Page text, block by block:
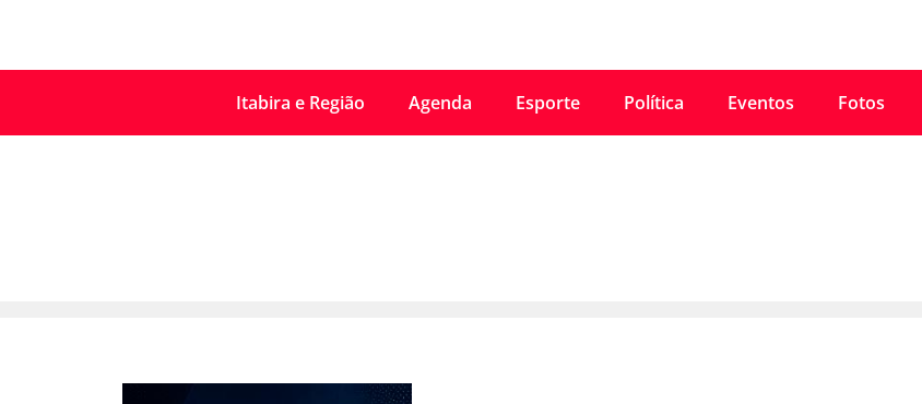
Itabira e Região Agenda Esporte Política Eventos Fotos